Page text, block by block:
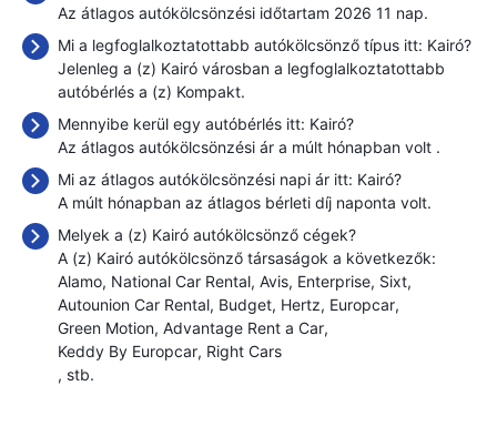
Az átlagos autókölcsönzési időtartam 2026 11 nap.
Mi a legfoglalkoztatottabb autókölcsönző típus itt: Kairó?
Jelenleg a (z) Kairó városban a legfoglalkoztatottabb
autóbérlés a (z) Kompakt.
Mennyibe kerül egy autóbérlés itt: Kairó?
Az átlagos autókölcsönzési ár a múlt hónapban volt .
Mi az átlagos autókölcsönzési napi ár itt: Kairó?
A múlt hónapban az átlagos bérleti díj naponta volt.
Melyek a (z) Kairó autókölcsönző cégek?
A (z) Kairó autókölcsönző társaságok a következők:
Alamo National Car Rental Avis Enterprise Sixt
Autounion Car Rental Budget Hertz Europcar
Green Motion Advantage Rent a Car
Keddy By Europcar Right Cars
, stb.